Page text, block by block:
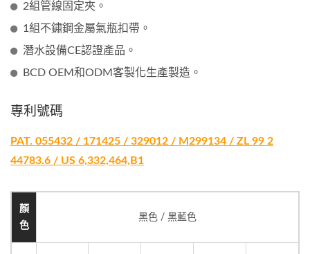
2組管線固定夾。
1組不鏽鋼金屬氣瓶扣帶。
潛水設備CE認證產品。
BCD OEM和ODM客製化生產製造。
專利號碼
PAT. 055432 / 171425 / 329012 / M299134 / ZL 99 2
44783.6 / US 6,332,464,B1
顏
色
黑色 / 黑藍色